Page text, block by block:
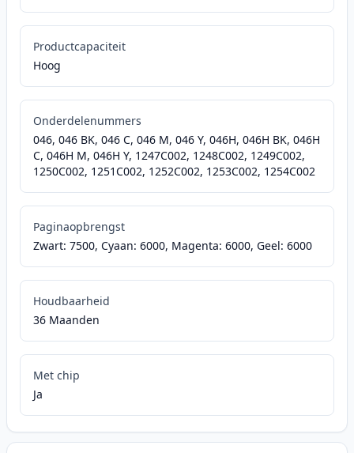
Productcapaciteit
Hoog
Onderdelenummers
046, 046 BK, 046 C, 046 M, 046 Y, 046H, 046H BK, 046H
C, 046H M, 046H Y, 1247C002, 1248C002, 1249C002,
1250C002, 1251C002, 1252C002, 1253C002, 1254C002
Paginaopbrengst
Zwart: 7500, Cyaan: 6000, Magenta: 6000, Geel: 6000
Houdbaarheid
36 Maanden
Met chip
Ja